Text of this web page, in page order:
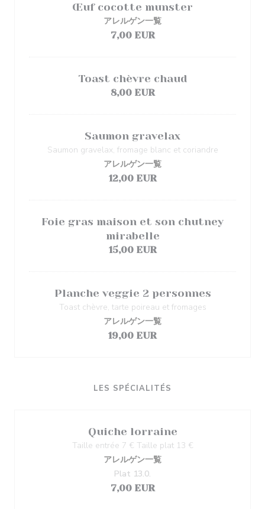
Œuf cocotte munster
アレルゲン一覧
7,00 EUR
Toast chèvre chaud
8,00 EUR
Saumon gravelax
Saumon gravelax, fromage blanc et coriandre
アレルゲン一覧
12,00 EUR
Foie gras maison et son chutney
mirabelle
15,00 EUR
Planche veggie 2 personnes
Toast chèvre, tarte poireau et fromages
アレルゲン一覧
19,00 EUR
LES SPÉCIALITÉS
Quiche lorraine
Taille entrée 7 € Taille plat 13 €
アレルゲン一覧
7,00 EUR
Plat 13.0.